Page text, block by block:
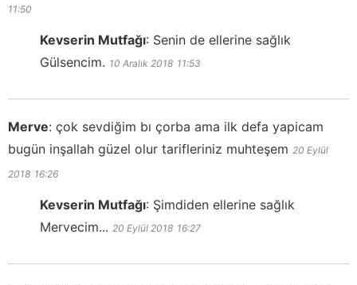
11:50
Kevserin Mutfağı: Senin de ellerine sağlık
Gülsencim. 10 Aralık 2018 11:53
Merve: çok sevdiğim bı çorba ama ilk defa yapicam
bugün inşallah güzel olur tarifleriniz muhteşem 20 Eylül
2018 16:26
Kevserin Mutfağı: Şimdiden ellerine sağlık
Mervecim... 20 Eylül 2018 16:27